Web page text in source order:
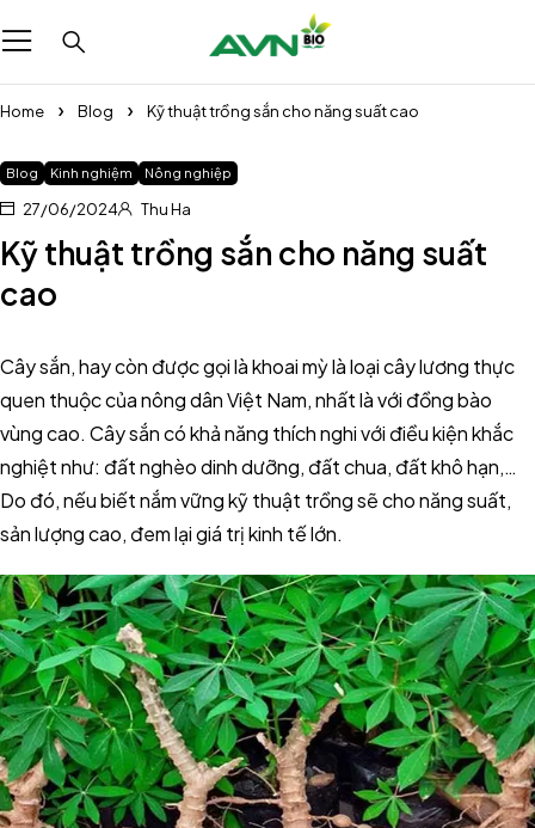
Home Blog Kỹ thuật trồng sắn cho năng suất cao
Blog Kinh nghiệm Nông nghiệp
27/06/2024 Thu Ha
Kỹ thuật trồng sắn cho năng suất
cao
Cây sắn, hay còn được gọi là khoai mỳ là loại cây lương thực
quen thuộc của nông dân Việt Nam, nhất là với đồng bào
vùng cao. Cây sắn có khả năng thích nghi với điều kiện khắc
nghiệt như: đất nghèo dinh dưỡng, đất chua, đất khô hạn,…
Do đó, nếu biết nắm vững kỹ thuật trồng sẽ cho năng suất,
sản lượng cao, đem lại giá trị kinh tế lớn.